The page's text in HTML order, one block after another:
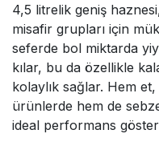
4,5 litrelik geniş
misafir grupları için
seferde bol miktarda
kılar, bu da özellikle
kolaylık sağlar. Hem
ürünlerde hem de
ideal performans